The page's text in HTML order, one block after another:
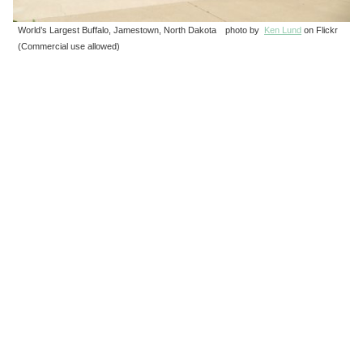
World’s Largest Buffalo, Jamestown, North Dakota photo by Ken Lund on Flickr
(Commercial use allowed)